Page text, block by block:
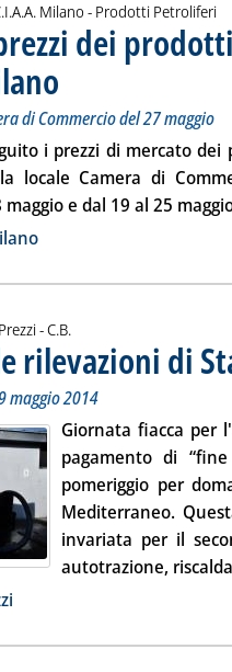
Milano - Prodotti Petroliferi
dei
. Sottotitolo: Rilevazione della
. Pubblicata giovedì 29 maggio
di Commercio del 27 maggio
i prezzi di mercato
locale Camera di
maggioe dal 19 al 25
alla notizia
-di:
C.B.
rilevazioni di
maggio 2014
Giornata fiacca per
pagamento di
pomeriggio per
Mediterraneo.
invariata per il
autotrazione,
alla notizia